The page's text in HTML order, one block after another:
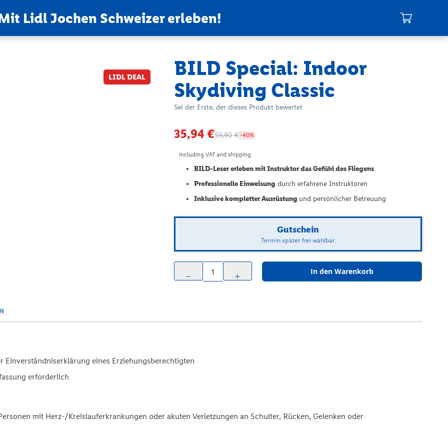
Lidl Jochen Schweizer erleben! Mein Warenkorb
LIDL DEAL
BILD Special: Indoor
Skydiving Classic
Sei der Erste, der dieses Produkt bewertet
35,94 €59,90 € -40%
including VAT and shipping
BILD-Leser erleben mit Instruktor das Gefühl des Fliegens
Professionelle Einweisung durch erfahrene Instruktoren
Inklusive kompletter Ausrüstung und persönlicher Betreuung
Gutschein
Termin später frei wählbar
remove add In den Warenkorb
Einverständniserklärung eines Erziehungsberechtigten
erforderlich
mit Herz-/Kreislauferkrankungen oder akuten Verletzungen an Schulter, Rücken, Gelenken oder